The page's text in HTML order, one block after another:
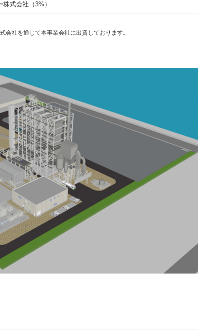
株式会社（3%）
会社を通じて本事業会社に出資しております。